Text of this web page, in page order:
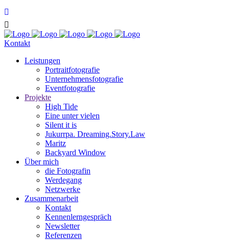
Kontakt
Leis­tun­gen
Por­trait­fo­to­gra­fie
Unter­neh­mens­fo­to­gra­fie
Event­fo­to­gra­fie
Pro­jek­te
High Tide
Eine unter vielen
Silent it is
Jukurr­pa. Dreaming.Story.Law
Maritz
Back­yard Window
Über mich
die Foto­gra­fin
Wer­de­gang
Netz­wer­ke
Zusam­men­ar­beit
Kon­takt
Ken­nen­lern­ge­spräch
News­let­ter
Refe­ren­zen